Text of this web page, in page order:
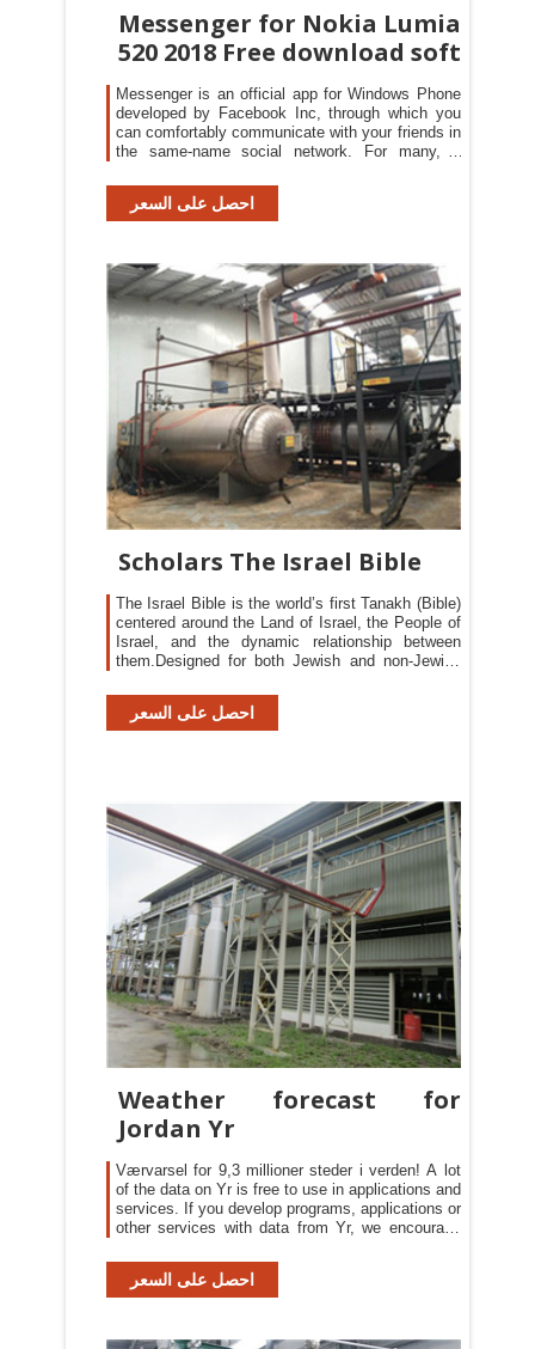
Messenger for Nokia Lumia
520 2018 Free download soft
Messenger is an official app for Windows Phone
developed by Facebook Inc, through which you
can comfortably communicate with your friends in
the same-name social network. For many, it
was left without an...
احصل على السعر
Scholars The Israel Bible
The Israel Bible is the world’s first Tanakh (Bible)
centered around the Land of Israel, the People of
Israel, and the dynamic relationship between
them.Designed for both Jewish and non-Jewish
commentary that seeks to explain God’s focus on
the Land of Israel alongside the original Hebrew
احصل على السعر
Weather forecast for
Jordan Yr
Værvarsel for 9,3 millioner steder i verden! A lot
of the data on Yr is free to use in applications and
services. If you develop programs, applications or
other services with data from Yr, we encourage
احصل على السعر